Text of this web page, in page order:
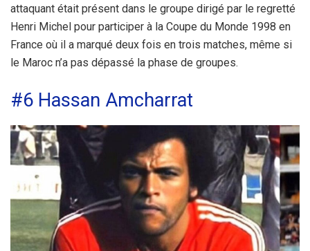
attaquant était présent dans le groupe dirigé par le regretté
Henri Michel pour participer à la Coupe du Monde 1998 en
France où il a marqué deux fois en trois matches, même si
le Maroc n’a pas dépassé la phase de groupes.
#6 Hassan Amcharrat